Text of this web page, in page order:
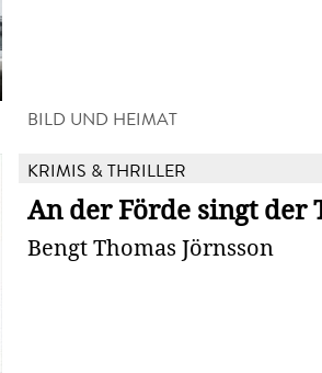
BILD UND HEIMAT
KRIMIS & THRILLER
An der Förde singt der
Bengt Thomas Jörnsson